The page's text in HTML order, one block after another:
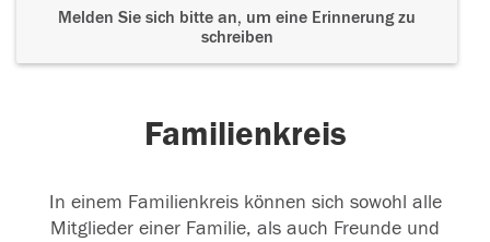
Melden Sie sich bitte an, um eine Erinnerung zu
schreiben
Familienkreis
In einem Familienkreis können sich sowohl alle
Mitglieder einer Familie, als auch Freunde und